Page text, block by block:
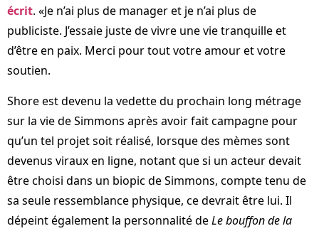
écrit. «Je n’ai plus de manager et je n’ai plus de
publiciste. J’essaie juste de vivre une vie tranquille et
d’être en paix. Merci pour tout votre amour et votre
soutien.
Shore est devenu la vedette du prochain long métrage
sur la vie de Simmons après avoir fait campagne pour
qu’un tel projet soit réalisé, lorsque des mèmes sont
devenus viraux en ligne, notant que si un acteur devait
être choisi dans un biopic de Simmons, compte tenu de
sa seule ressemblance physique, ce devrait être lui. Il
dépeint également la personnalité deLe bouffon de la